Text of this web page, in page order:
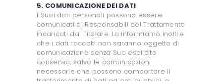
5. COMUNICAZIONE DEI DATI
I Suoi dati personali possono essere
comunicati ai Responsabili del Trattamento
incaricati dal Titolare. La informiamo inoltre
che i dati raccolti non saranno oggetto di
comunicazione senza Suo esplicito
consenso, salvo le comunicazioni
necessarie che possono comportare il